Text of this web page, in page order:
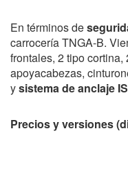
En términos de
carrocería TNGA-B.
frontales, 2 tipo
apoyacabezas,
ysistema de anclaje
Precios y versiones